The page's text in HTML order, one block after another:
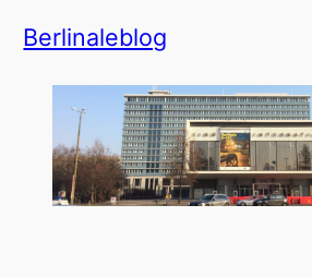
Inhalt
Berlinaleblog